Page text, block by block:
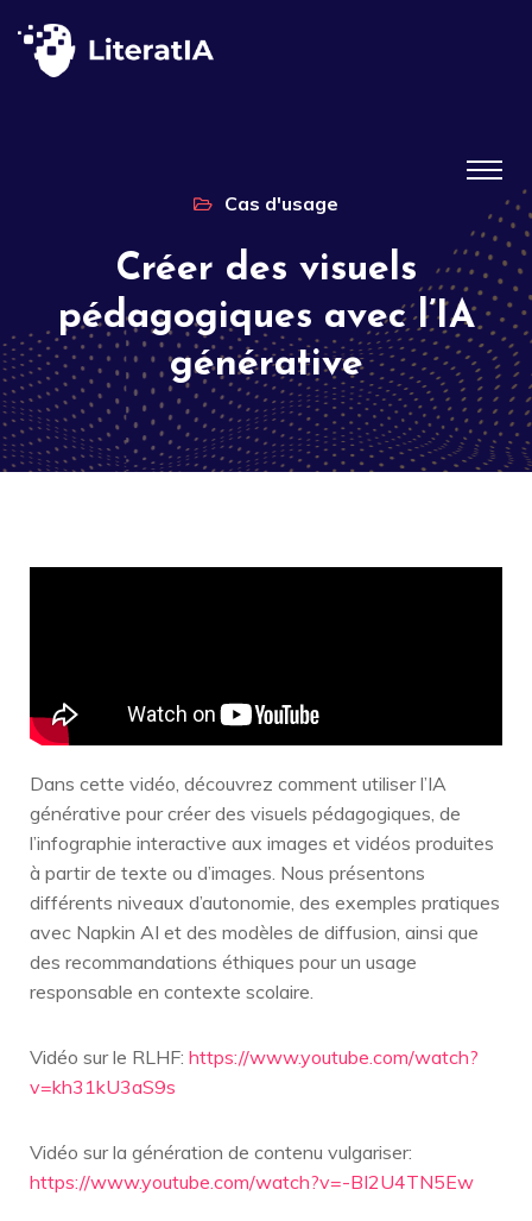
Cas d'usage
Créer des visuels
pédagogiques avec l’IA
générative
Dans cette vidéo, découvrez comment utiliser l’IA
générative pour créer des visuels pédagogiques, de
l’infographie interactive aux images et vidéos produites
à partir de texte ou d’images. Nous présentons
différents niveaux d’autonomie, des exemples pratiques
avec Napkin AI et des modèles de diffusion, ainsi que
des recommandations éthiques pour un usage
responsable en contexte scolaire.
Vidéo sur le RLHF: https://www.youtube.com/watch?
v=kh31kU3aS9s
Vidéo sur la génération de contenu vulgariser:
https://www.youtube.com/watch?v=-BI2U4TN5Ew